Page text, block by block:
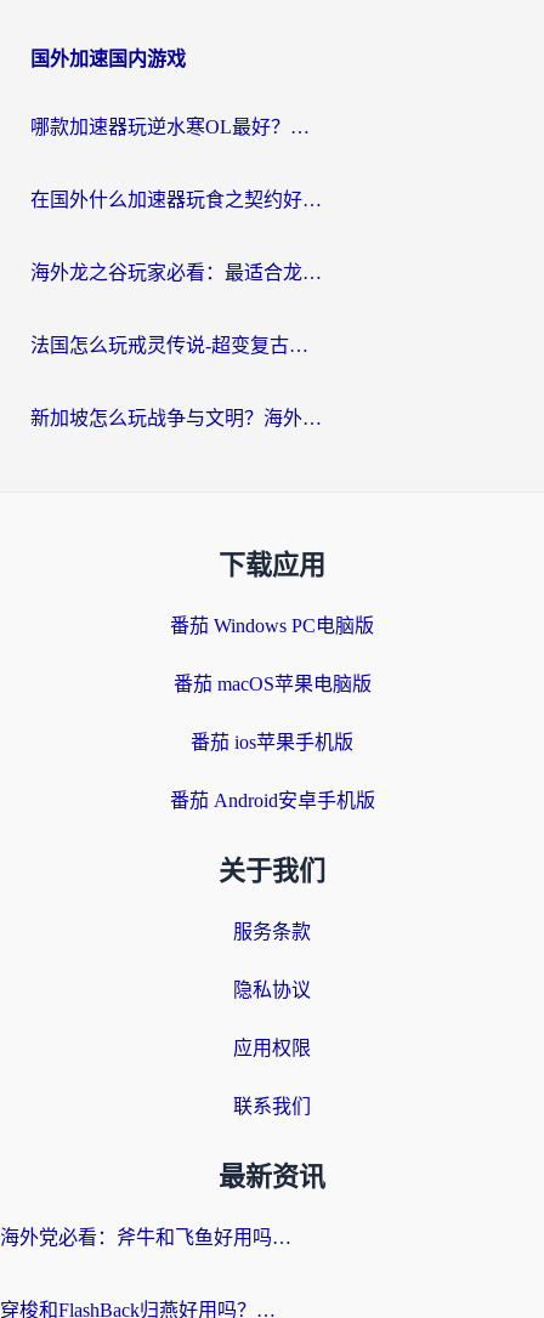
国外加速国内游戏
哪款加速器玩逆水寒OL最好？海外党实测后的终极选择指南
在国外什么加速器玩食之契约好用？海外党亲测有效的国服游戏加速指南
海外龙之谷玩家必看：最适合龙之谷的加速器，解决延迟卡顿还能畅玩幻书启示录和梦幻西游？
法国怎么玩戒灵传说-超变复古传奇？海外玩家国服游戏加速终极指南
新加坡怎么玩战争与文明？海外党国服游戏加速器终极避坑指南
下载应用
番茄 Windows PC电脑版
番茄 macOS苹果电脑版
番茄 ios苹果手机版
番茄 Android安卓手机版
关于我们
服务条款
隐私协议
应用权限
联系我们
最新资讯
海外党必看：斧牛和飞鱼好用吗？3步选对回国加速器，无缝刷剧玩国服
穿梭和FlashBack归燕好用吗？海外党亲测3款热门回国加速器，教你选对不踩坑